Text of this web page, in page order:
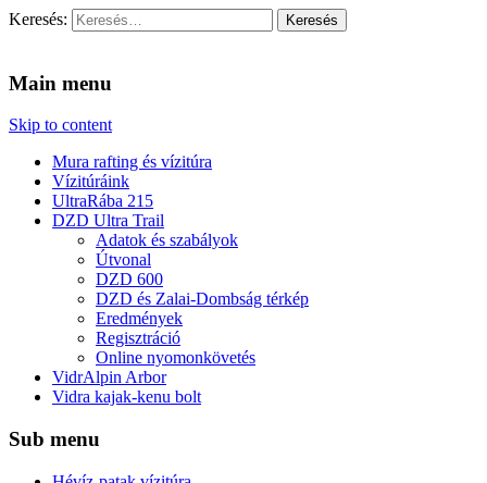
Keresés:
Main menu
Skip to content
Mura rafting és vízitúra
Vízitúráink
UltraRába 215
DZD Ultra Trail
Adatok és szabályok
Útvonal
DZD 600
DZD és Zalai-Dombság térkép
Eredmények
Regisztráció
Online nyomonkövetés
VidrAlpin Arbor
Vidra kajak-kenu bolt
Sub menu